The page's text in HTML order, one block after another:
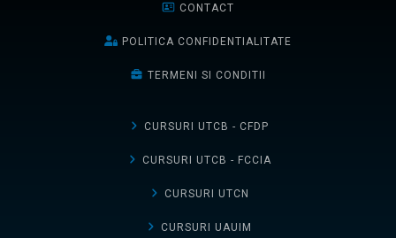
CONTACT
POLITICA CONFIDENTIALITATE
TERMENI SI CONDITII
CURSURI UTCB - CFDP
CURSURI UTCB - FCCIA
CURSURI UTCN
CURSURI UAUIM